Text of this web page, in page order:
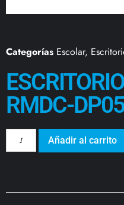
Categorías Escolar,
RMDC-
Añadir al carrito